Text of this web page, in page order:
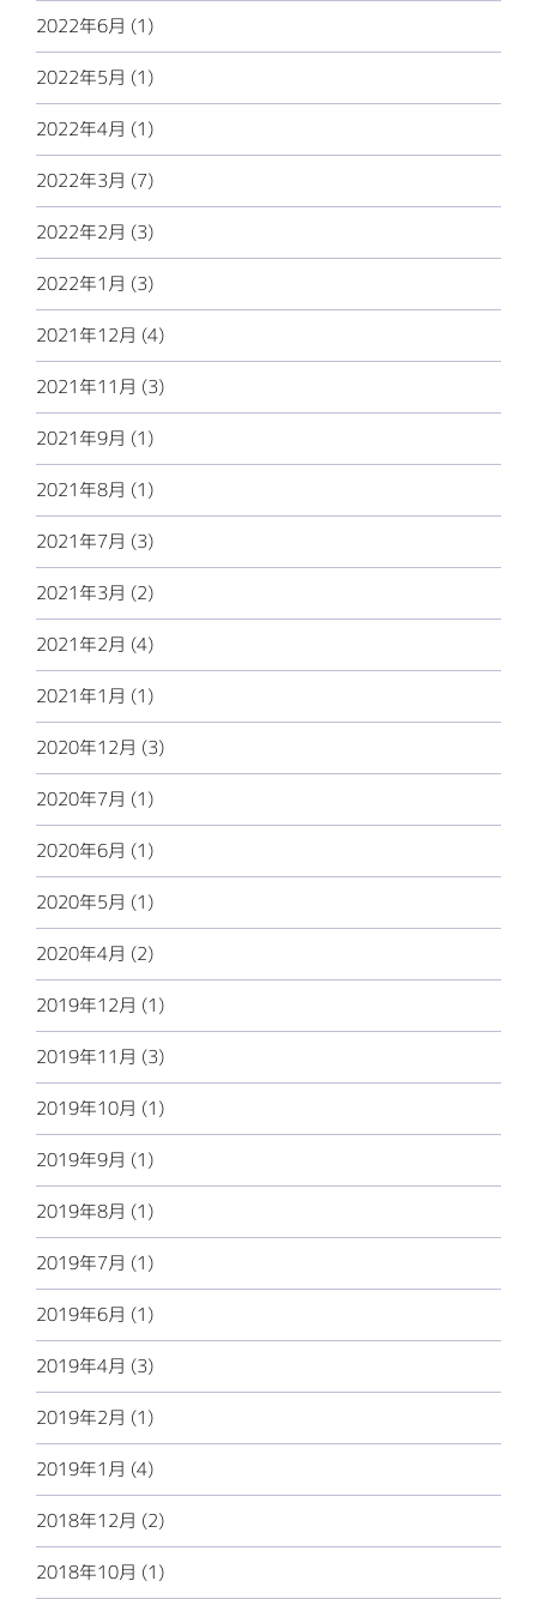
2022年6月 (1)
2022年5月 (1)
2022年4月 (1)
2022年3月 (7)
2022年2月 (3)
2022年1月 (3)
2021年12月 (4)
2021年11月 (3)
2021年9月 (1)
2021年8月 (1)
2021年7月 (3)
2021年3月 (2)
2021年2月 (4)
2021年1月 (1)
2020年12月 (3)
2020年7月 (1)
2020年6月 (1)
2020年5月 (1)
2020年4月 (2)
2019年12月 (1)
2019年11月 (3)
2019年10月 (1)
2019年9月 (1)
2019年8月 (1)
2019年7月 (1)
2019年6月 (1)
2019年4月 (3)
2019年2月 (1)
2019年1月 (4)
2018年12月 (2)
2018年10月 (1)